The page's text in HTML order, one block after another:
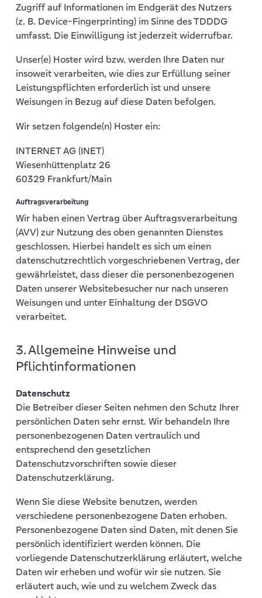
Zugriff auf Informationen im Endgerät des Nutzers
(z. B. Device-Fingerprinting) im Sinne des TDDDG
umfasst. Die Einwilligung ist jederzeit widerrufbar.
Unser(e) Hoster wird bzw. werden Ihre Daten nur
insoweit verarbeiten, wie dies zur Erfüllung seiner
Leistungspflichten erforderlich ist und unsere
Weisungen in Bezug auf diese Daten befolgen.
Wir setzen folgende(n) Hoster ein:
INTERNET AG (INET)
Wiesenhüttenplatz 26
60329 Frankfurt/Main
Auftragsverarbeitung
Wir haben einen Vertrag über Auftragsverarbeitung
(AVV) zur Nutzung des oben genannten Dienstes
geschlossen. Hierbei handelt es sich um einen
datenschutzrechtlich vorgeschriebenen Vertrag, der
gewährleistet, dass dieser die personenbezogenen
Daten unserer Websitebesucher nur nach unseren
Weisungen und unter Einhaltung der DSGVO
verarbeitet.
3. Allgemeine Hinweise und
Pflichtinformationen
Datenschutz
Die Betreiber dieser Seiten nehmen den Schutz Ihrer
persönlichen Daten sehr ernst. Wir behandeln Ihre
personenbezogenen Daten vertraulich und
entsprechend den gesetzlichen
Datenschutzvorschriften sowie dieser
Datenschutzerklärung.
Wenn Sie diese Website benutzen, werden
verschiedene personenbezogene Daten erhoben.
Personenbezogene Daten sind Daten, mit denen Sie
persönlich identifiziert werden können. Die
vorliegende Datenschutzerklärung erläutert, welche
Daten wir erheben und wofür wir sie nutzen. Sie
erläutert auch, wie und zu welchem Zweck das